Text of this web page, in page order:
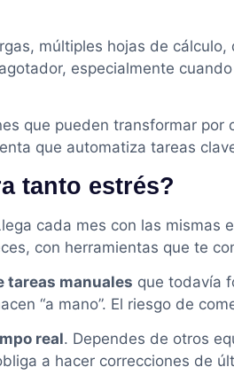
múltiples hojas de
especialmente
que pueden transformar
que automatiza tareas
tanto estrés?
cada mes con las
con herramientas que te
tareas manuales que todavía
“a mano”. El riesgo de
real. Dependes de otros
a hacer correcciones de